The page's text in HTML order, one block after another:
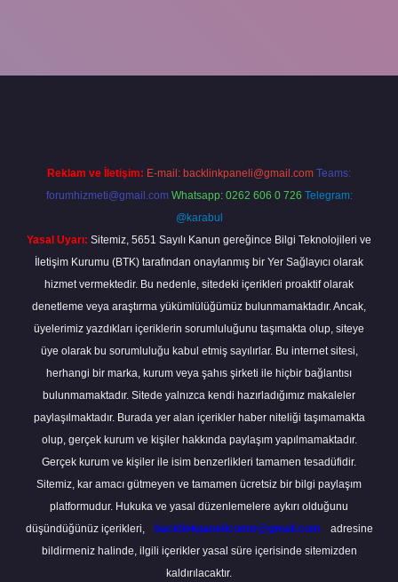
Reklam ve İletişim: E-mail: backlinkpaneli@gmail.com Teams:
forumhizmeti@gmail.com Whatsapp: 0262 606 0 726 Telegram:
@karabul
Yasal Uyarı: Sitemiz, 5651 Sayılı Kanun gereğince Bilgi Teknolojileri ve
İletişim Kurumu (BTK) tarafından onaylanmış bir Yer Sağlayıcı olarak
hizmet vermektedir. Bu nedenle, sitedeki içerikleri proaktif olarak
denetleme veya araştırma yükümlülüğümüz bulunmamaktadır. Ancak,
üyelerimiz yazdıkları içeriklerin sorumluluğunu taşımakta olup, siteye
üye olarak bu sorumluluğu kabul etmiş sayılırlar. Bu internet sitesi,
herhangi bir marka, kurum veya şahıs şirketi ile hiçbir bağlantısı
bulunmamaktadır. Sitede yalnızca kendi hazırladığımız makaleler
paylaşılmaktadır. Burada yer alan içerikler haber niteliği taşımamakta
olup, gerçek kurum ve kişiler hakkında paylaşım yapılmamaktadır.
Gerçek kurum ve kişiler ile isim benzerlikleri tamamen tesadüfidir.
Sitemiz, kar amacı gütmeyen ve tamamen ücretsiz bir bilgi paylaşım
platformudur. Hukuka ve yasal düzenlemelere aykırı olduğunu
düşündüğünüz içerikleri,
backlinkpanelicomtr@gmail.com
adresine
bildirmeniz halinde, ilgili içerikler yasal süre içerisinde sitemizden
kaldırılacaktır.